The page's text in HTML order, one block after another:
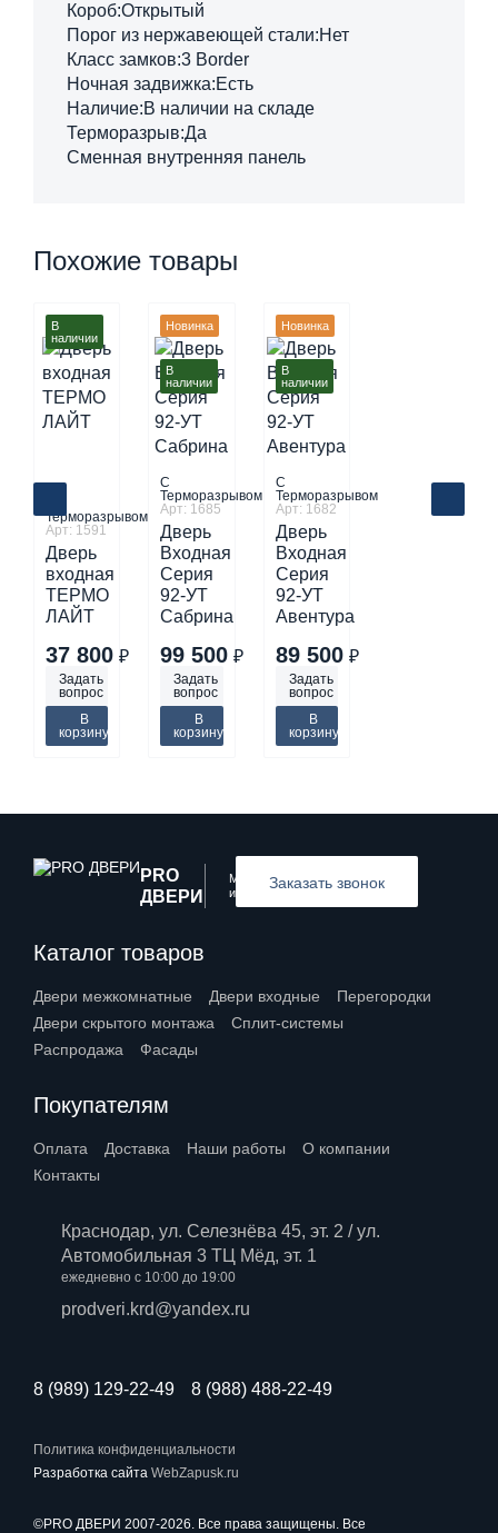
Короб:Открытый
Порог из нержавеющей стали:Нет
Класс замков:3 Border
Ночная задвижка:Есть
Наличие:В наличии на складе
Терморазрыв:Да
Сменная внутренняя панель
Похожие товары
В
наличии
Терморазрывом
Арт: 1591
Дверь
входная
ТЕРМО
ЛАЙТ
37 800 ₽
Задать
вопрос
В
корзину
Новинка
В
наличии
С
Терморазрывом
Арт: 1685
Дверь
Входная
Серия
92-УТ
Сабрина
99 500 ₽
Задать
вопрос
В
корзину
Новинка
В
наличии
С
Терморазрывом
Арт: 1682
Дверь
Входная
Серия
92-УТ
Авентура
89 500 ₽
Задать
вопрос
В
корзину
PRO
ДВЕРИ
Межкомнатные
и входные двери
Политика конфиденциальности
Разработка сайта WebZapusk.ru
Каталог товаров
Двери межкомнатные Двери входные
Перегородки
Двери скрытого монтажа
Сплит-системы
Распродажа
Фасады
Покупателям
Оплата Доставка Наши работы
О компании
Контакты
Краснодар, ул. Селезнёва 45, эт. 2 / ул.
Автомобильная 3 ТЦ Мёд, эт. 1
ежедневно с 10:00 до 19:00
prodveri.krd@yandex.ru
8 (989) 129-22-49 8 (988) 488-22-49
Заказать звонок
©PRO ДВЕРИ 2007-2026. Все права защищены. Все